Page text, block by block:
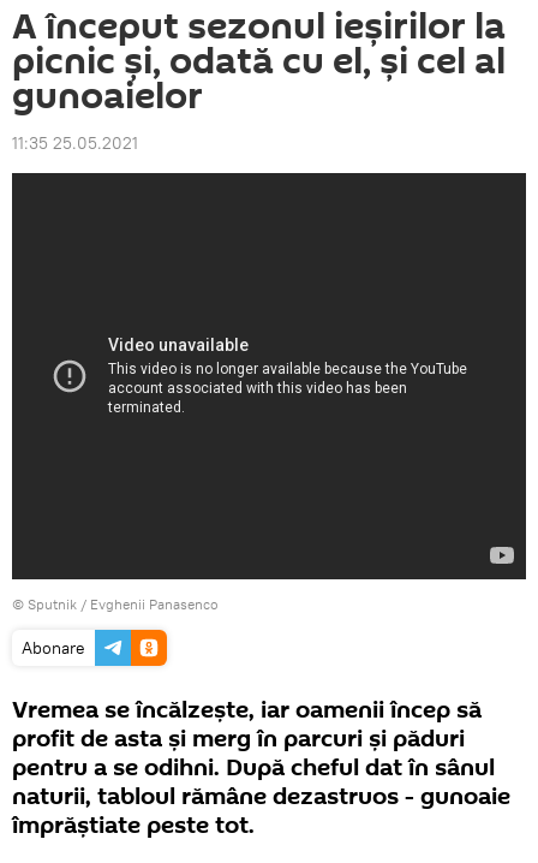
A început sezonul ieșirilor la
picnic și, odată cu el, și cel al
gunoaielor
11:35 25.05.2021
© Sputnik / Evghenii Panasenco
Abonare
Vremea se încălzește, iar oamenii încep să
profit de asta și merg în parcuri și păduri
pentru a se odihni. După cheful dat în sânul
naturii, tabloul rămâne dezastruos - gunoaie
împrăștiate peste tot.